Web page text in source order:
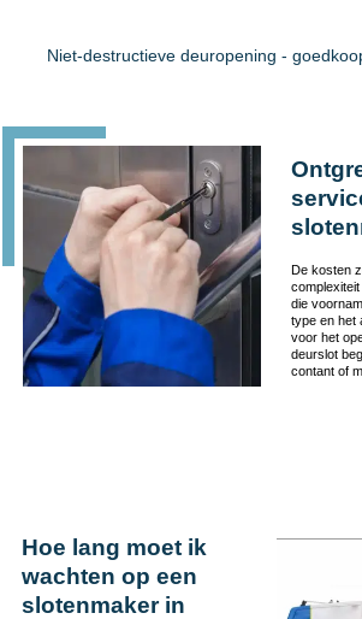
Niet-destructieve deuropening -
De kosten
die
type en het
voor het
deurslot
contant of
Hoe lang moet ik
wachten op een
slotenmaker in